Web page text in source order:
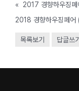
«
2017 경향하우징
2018 경향하우징페어
목록보기 답글쓰기